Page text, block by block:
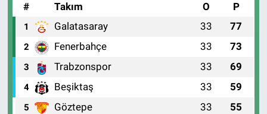
#
Takım O P
1 Galatasaray 33 77
2 Fenerbahçe 33 73
3 Trabzonspor 33 69
4 Beşiktaş 33 59
5 Göztepe 33 55